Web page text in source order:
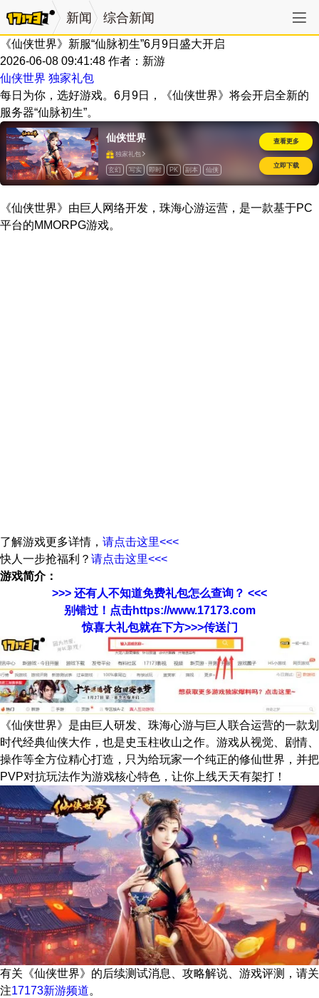
新闻 综合新闻
《仙侠世界》新服“仙脉初生”6月9日盛大开启
2026-06-08 09:41:48 作者：新游
仙侠世界 独家礼包
每日为你，选好游戏。6月9日，《仙侠世界》将会开启全新的
服务器“仙脉初生”。
仙侠世界
独家礼包
玄幻 写实 即时 PK 副本
仙侠
道具收费
怀旧
查看更多
立即下载
《仙侠世界》由巨人网络开发，珠海心游运营，是一款基于PC
平台的MMORPG游戏。
了解游戏更多详情， 请点击这里<<<
快人一步抢福利？ 请点击这里<<<
游戏简介：
>>> 还有人不知道免费礼包怎么查询？ <<<
别错过！点击https://www.17173.com
惊喜大礼包就在下方>>>传送门
《仙侠世界》是由巨人研发、珠海心游与巨人联合运营的一款划
时代经典仙侠大作，也是史玉柱收山之作。游戏从视觉、剧情、
操作等全方位精心打造，只为给玩家一个纯正的修仙世界，并把
PVP对抗玩法作为游戏核心特色，让你上线天天有架打！
有关 《仙侠世界》 的后续测试消息、攻略解说、游戏评测，请关
注17173新游频道。